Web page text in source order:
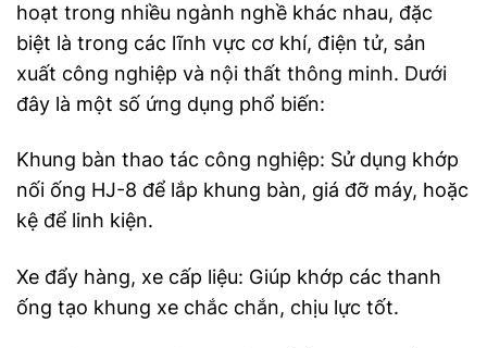
hoạt trong nhiều ngành nghề khác nhau, đặc
biệt là trong các lĩnh vực cơ khí, điện tử, sản
xuất công nghiệp và nội thất thông minh. Dưới
đây là một số ứng dụng phổ biến:
Khung bàn thao tác công nghiệp: Sử dụng khớp
nối ống HJ-8 để lắp khung bàn, giá đỡ máy, hoặc
kệ để linh kiện.
Xe đẩy hàng, xe cấp liệu: Giúp khớp các thanh
ống tạo khung xe chắc chắn, chịu lực tốt.